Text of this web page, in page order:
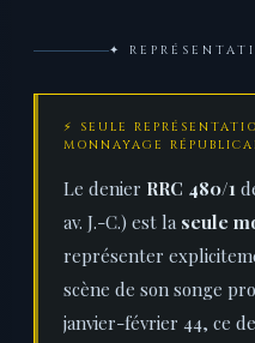
✦
⚡ SEULE
MONNAYAGE
Le denier RRC 480/1
av. J.-C.) est la seule
représenter
scène de son songe
janvier-février 44, ce